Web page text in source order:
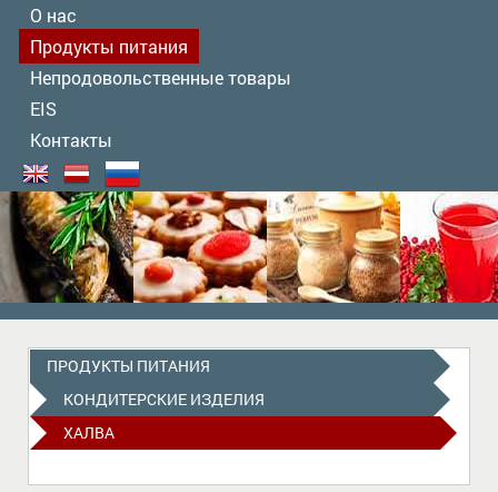
О нас
Продукты питания
Непродовольственные товары
EIS
Контакты
ПРОДУКТЫ ПИТАНИЯ
КОНДИТЕРСКИЕ ИЗДЕЛИЯ
ХАЛВА